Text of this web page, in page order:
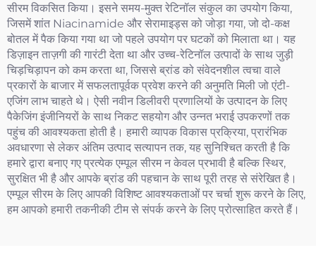
सीरम विकसित किया। इसने समय-मुक्त रेटिनॉल संकुल का उपयोग किया,
जिसमें शांत Niacinamide और सेरामाइड्स को जोड़ा गया, जो दो-कक्ष
बोतल में पैक किया गया था जो पहले उपयोग पर घटकों को मिलाता था। यह
डिज़ाइन ताज़गी की गारंटी देता था और उच्च-रेटिनॉल उत्पादों के साथ जुड़ी
चिड़चिड़ापन को कम करता था, जिससे ब्रांड को संवेदनशील त्वचा वाले
प्रकारों के बाजार में सफलतापूर्वक प्रवेश करने की अनुमति मिली जो एंटी-
एजिंग लाभ चाहते थे। ऐसी नवीन डिलीवरी प्रणालियों के उत्पादन के लिए
पैकेजिंग इंजीनियरों के साथ निकट सहयोग और उन्नत भराई उपकरणों तक
पहुंच की आवश्यकता होती है। हमारी व्यापक विकास प्रक्रिया, प्रारंभिक
अवधारणा से लेकर अंतिम उत्पाद सत्यापन तक, यह सुनिश्चित करती है कि
हमारे द्वारा बनाए गए प्रत्येक एम्पूल सीरम न केवल प्रभावी है बल्कि स्थिर,
सुरक्षित भी है और आपके ब्रांड की पहचान के साथ पूरी तरह से संरेखित है।
एम्पूल सीरम के लिए आपकी विशिष्ट आवश्यकताओं पर चर्चा शुरू करने के लिए,
हम आपको हमारी तकनीकी टीम से संपर्क करने के लिए प्रोत्साहित करते हैं।